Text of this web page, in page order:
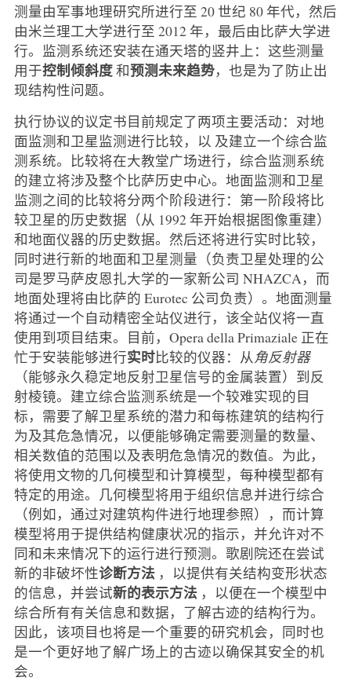
测量由军事地理研究所进行至 20 世纪 80 年代，然后
由米兰理工大学进行至 2012 年，最后由比萨大学进
行。监测系统还安装在通天塔的竖井上：这些测量
用于控制倾斜度和预测未来趋势，也是为了防止出
现结构性问题。
执行协议的议定书目前规定了两项主要活动：对地
面监测和卫星监测进行比较，以 及建立一个综合监
测系统。比较将在大教堂广场进行，综合监测系统
的建立将涉及整个比萨历史中心。地面监测和卫星
监测之间的比较将分两个阶段进行：第一阶段将比
较卫星的历史数据（从 1992 年开始根据图像重建）
和地面仪器的历史数据。然后还将进行实时比较，
同时进行新的地面和卫星测量（负责卫星处理的公
司是罗马萨皮恩扎大学的一家新公司 NHAZCA，而
地面处理将由比萨的 Eurotec 公司负责）。地面测量
将通过一个自动精密全站仪进行，该全站仪将一直
使用到项目结束。目前，Opera della Primaziale 正在
忙于安装能够进行实时比较的仪器：从 角反射器
（能够永久稳定地反射卫星信号的金属装置）到反
射棱镜。建立综合监测系统是一个较难实现的目
标，需要了解卫星系统的潜力和每栋建筑的结构行
为及其危急情况，以便能够确定需要测量的数量、
相关数值的范围以及表明危急情况的数值。为此，
将使用文物的几何模型和计算模型，每种模型都有
特定的用途。几何模型将用于组织信息并进行综合
（例如，通过对建筑构件进行地理参照），而计算
模型将用于提供结构健康状况的指示，并允许对不
同和未来情况下的运行进行预测。歌剧院还在尝试
新的非破坏性诊断方法 ，以提供有关结构变形状态
的信息，并尝试新的表示方法 ，以便在一个模型中
综合所有有关信息和数据，了解古迹的结构行为。
因此，该项目也将是一个重要的研究机会，同时也
是一个更好地了解广场上的古迹以确保其安全的机
会。